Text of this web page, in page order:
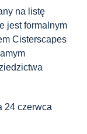
na listę
jest formalnym
Cisterscapes
24 czerwca